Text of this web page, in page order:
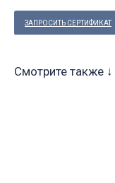
ЗАПРОСИТЬ СЕРТИФИКАТ
Смотрите также ↓